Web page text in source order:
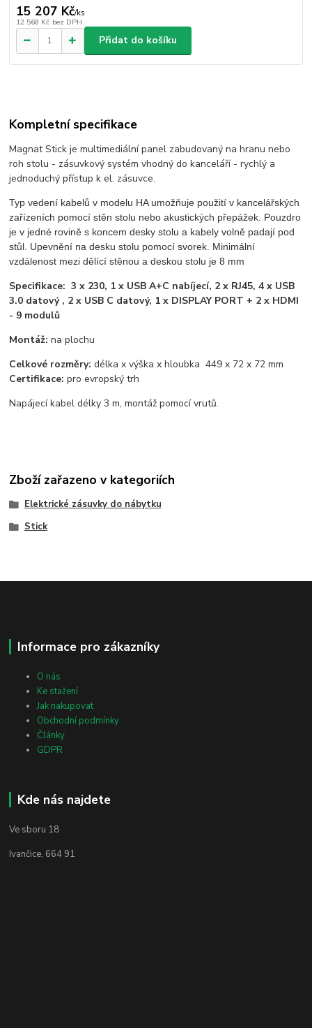
15 207 Kč/ks
12 568 Kč bez DPH
Přidat do košíku
Kompletní specifikace
Magnat Stick je multimediální panel zabudovaný na hranu nebo
roh stolu - zásuvkový systém vhodný do kanceláří - rychlý a
jednoduchý přístup k el. zásuvce.
Typ vedení kabelů v modelu HA umožňuje použití v kancelářských
zařízeních pomocí stěn stolu nebo akustických přepážek. Pouzdro
je v jedné rovině s koncem desky stolu a kabely volně padají pod
stůl. Upevnění na desku stolu pomocí svorek. Minimální
vzdálenost mezi dělící stěnou a deskou stolu je 8 mm
Specifikace: 3 x 230, 1 x USB A+C nabíjecí, 2 x RJ45, 4 x USB
3.0 datový , 2 x USB C datový, 1 x DISPLAY PORT + 2 x HDMI
- 9 modulů
Montáž: na plochu
Celkové rozměry:délka x výška x hloubka 449 x 72 x 72 mm
Certifikace: pro evropský trh
Napájecí kabel délky 3 m, montáž pomocí vrutů.
Zboží zařazeno v kategoriích
Elektrické zásuvky do nábytku
Stick
Informace pro zákazníky
O nás
Ke stažení
Jak nakupovat
Obchodní podmínky
Články
GDPR
Kde nás najdete
Ve sboru 18
Ivančice, 664 91